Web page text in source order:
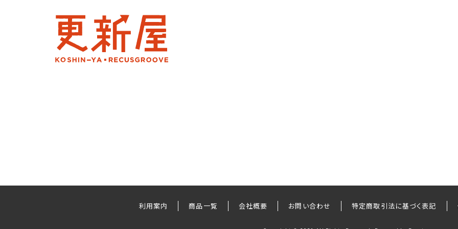
利用案内 商品一覧 会社概要 お問い合わせ 特定商取引法に基づく表記